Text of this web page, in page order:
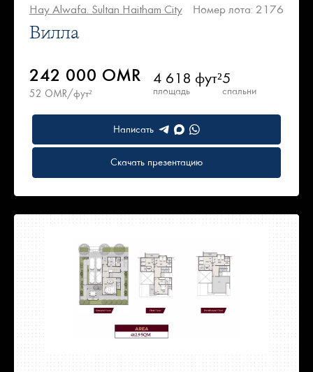
Hay Alwafa. Sultan Haitham City Номер лота: 2176
Вилла
242 000 OMR
52 OMR/фут²
4 618 фут²
площадь
5
спальни
Написать
Скачать презентацию